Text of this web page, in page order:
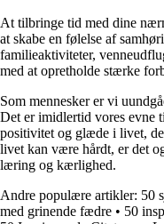
At tilbringe tid med dine
at skabe en følelse af
familieaktiviteter,
med at opretholde stærke
Som mennesker er vi
Det er imidlertid vores evne
positivitet og glæde i livet,
livet kan være hårdt, er det
læring og kærlighed.
Andre populære artikler: 50
med grinende fædre • 50